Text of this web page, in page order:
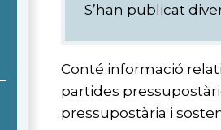
S’han publicat
Conté informació
partides
pressupostària i